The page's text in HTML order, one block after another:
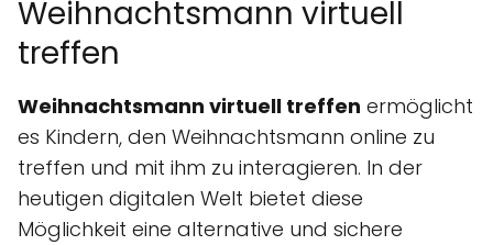
Weihnachtsmann virtuell
treffen
Weihnachtsmann virtuell treffen ermöglicht
es Kindern, den Weihnachtsmann online zu
treffen und mit ihm zu interagieren. In der
heutigen digitalen Welt bietet diese
Möglichkeit eine alternative und sichere